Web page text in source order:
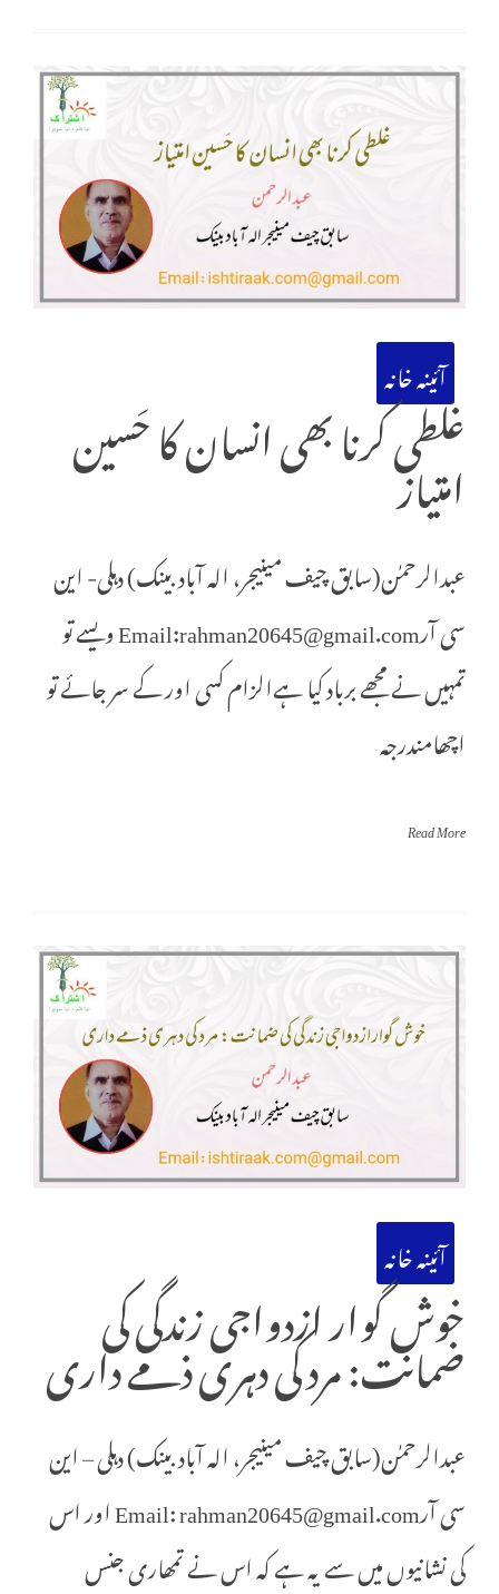
آئینہ خانہ
غلطی کرنا بھی انسان کا حَسین
امتیاز
عبدالرحمٰن(سابق چیف مینیجر، الہ آباد بینک) دہلی- این
سی آرEmail:rahman20645@gmail.com ویسے تو
تمہیں نے مجھے برباد کیا ہےالزام کسی اور کے سر جائے تو
اچھامندرجہ
Read More
آئینہ خانہ
خوش گوار ازدواجی زندگی کی
ضمانت: مرد کی دہری ذمے داری
عبدالرحمٰن(سابق چیف مینیجر، الہ آباد بینک) دہلی – این
سی آرEmail: rahman20645@gmail.com اور اس
کی نشانیوں میں سے یہ ہے کہ اس نے تمھاری جنس